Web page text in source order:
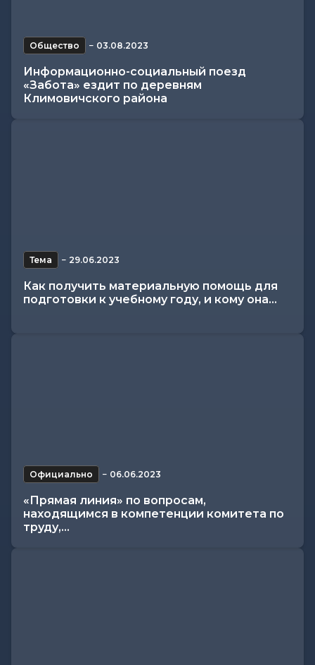
Общество − 03.08.2023
Информационно-социальный поезд
«Забота» ездит по деревням
Климовичского района
Тема − 29.06.2023
Как получить материальную помощь для
подготовки к учебному году, и кому она...
Официально − 06.06.2023
«Прямая линия» по вопросам,
находящимся в компетенции комитета по
труду,...